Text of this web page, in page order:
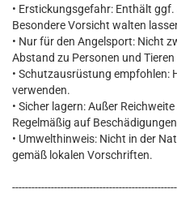
• Erstickungsgefahr: Enthält
Besondere Vorsicht walten
• Nur für den Angelsport: Nicht
Abstand zu Personen und
• Schutzausrüstung empfohlen:
verwenden.
• Sicher lagern: Außer
Regelmäßig auf
• Umwelthinweis: Nicht in der
gemäß lokalen Vorschriften.